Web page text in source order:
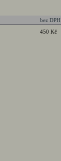
bez DPH
450 Kč